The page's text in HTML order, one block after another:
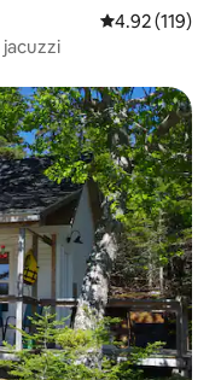
Calificación
4.92 (119)
jacuzzi